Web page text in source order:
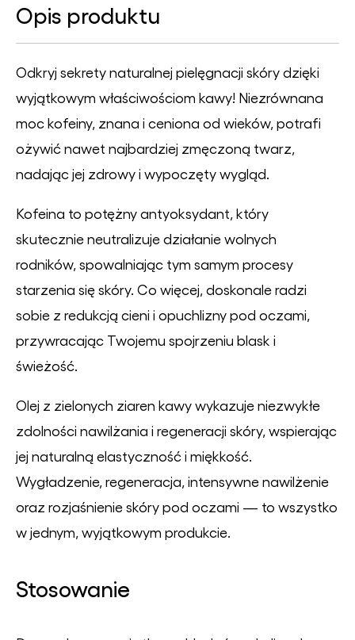
Opis produktu
Odkryj sekrety naturalnej pielęgnacji skóry dzięki
wyjątkowym właściwościom kawy! Niezrównana
moc kofeiny, znana i ceniona od wieków, potrafi
ożywić nawet najbardziej zmęczoną twarz,
nadając jej zdrowy i wypoczęty wygląd.
Kofeina to potężny antyoksydant, który
skutecznie neutralizuje działanie wolnych
rodników, spowalniając tym samym procesy
starzenia się skóry. Co więcej, doskonale radzi
sobie z redukcją cieni i opuchlizny pod oczami,
przywracając Twojemu spojrzeniu blask i
świeżość.
Olej z zielonych ziaren kawy wykazuje niezwykłe
zdolności nawilżania i regeneracji skóry, wspierając
jej naturalną elastyczność i miękkość.
Wygładzenie, regeneracja, intensywne nawilżenie
oraz rozjaśnienie skóry pod oczami — to wszystko
w jednym, wyjątkowym produkcie.
Stosowanie